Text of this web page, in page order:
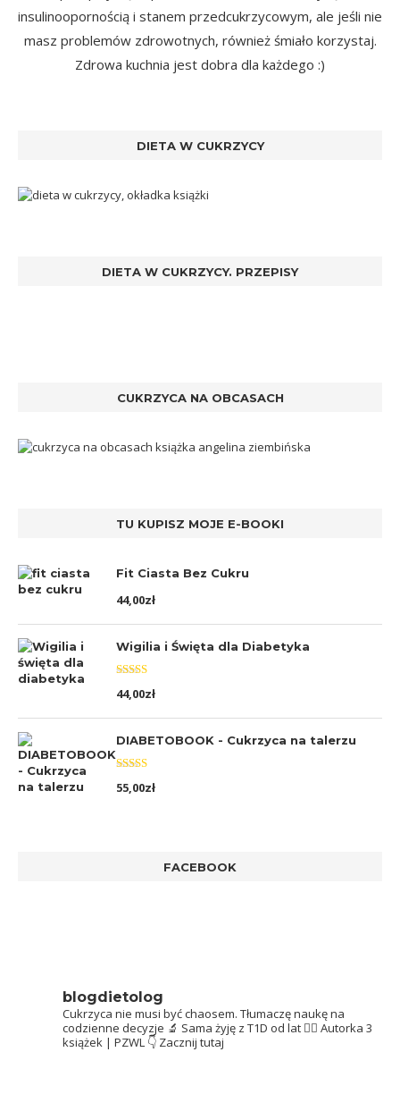
insulinoopornością i stanem przedcukrzycowym, ale jeśli nie
masz problemów zdrowotnych, również śmiało korzystaj.
Zdrowa kuchnia jest dobra dla każdego :)
DIETA W CUKRZYCY
DIETA W CUKRZYCY. PRZEPISY
CUKRZYCA NA OBCASACH
TU KUPISZ MOJE E-BOOKI
Fit Ciasta Bez Cukru
44,00zł
Wigilia i Święta dla Diabetyka
Oceniono
5.00na 5
44,00zł
DIABETOBOOK - Cukrzyca na talerzu
Oceniono
5.00na 5
55,00zł
FACEBOOK
blogdietolog
Cukrzyca nie musi być chaosem. Tłumaczę naukę na
codzienne decyzje 🔬 Sama żyję z T1D od lat 👩‍⚕️ Autorka 3
książek | PZWL 👇 Zacznij tutaj